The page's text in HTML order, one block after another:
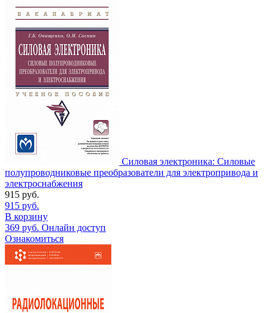
Силовая электроника: Силовые
полупроводниковые преобразователи для электропривода и
электроснабжения
915 руб.
915 руб.
В корзину
369 руб. Онлайн доступ
Ознакомиться